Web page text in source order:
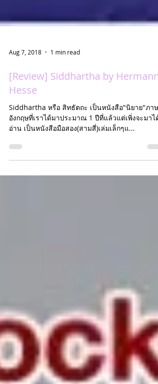
Aug 7, 2018 1 min read
[Review] Siddhartha by Hermann
Hesse
Siddhartha หรือ สิทธัตถะ เป็นหนังสือ"นิยาย"ภาษา
อังกฤษที่เราได้มาประมาณ 1 ปีที่แล้วแต่เพิ่งจะมาได้